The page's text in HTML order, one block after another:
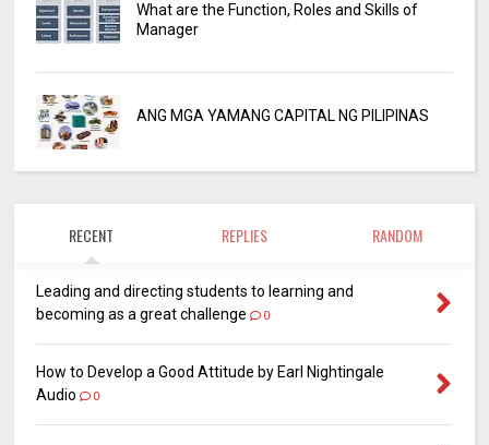
What are the Function, Roles and Skills of
Manager
ANG MGA YAMANG CAPITAL NG PILIPINAS
RECENT REPLIES RANDOM
Leading and directing students to learning and
becoming as a great challenge
0
How to Develop a Good Attitude by Earl Nightingale
Audio
0